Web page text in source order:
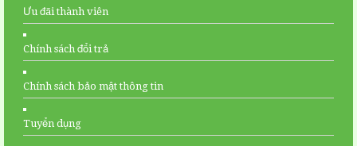
Ưu đãi thành viên
Chính sách đổi trả
Chính sách bảo mật thông tin
Tuyển dụng